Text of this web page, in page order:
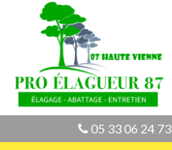
05 33 06 24 73